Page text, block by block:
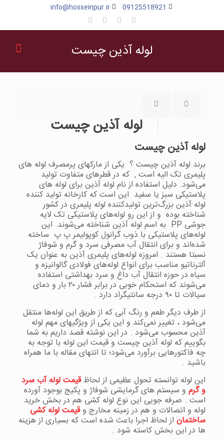
09125518921
info@hosseinpur.ir
لوله آذین چیست
لوله آذین چیست
لوله آذین چیست
برند لوله آذین چیست ؟ یکی از مارکهای پرمصرف لوله های
پلیمری تک الیه است , که در قطرهای متفاوت تولید
می‌شود. دلیل استفاده از نام لوله آذین برای لوله های
پلاستیکی سبز یا سفید این است که کارخانه تولید کننده
لوله آذین بزرگ‌ترین تولیدکننده لوله پلیمری در کشور
شناخته بوده و از این رو لوله‌های پلاستیکی تک لایه
جوشی PP به اسم لوله آذین شناخته می‌شوند. این
لوله‌های پلاستیکی با ذوب گرانول کوپولیمر پ پ ساخته
شده‌اند و برای انتقال آب مصرفی سرد و گرم و شوفاژ
نسبتا هستند . امروزه لوله‌های پلیمری آذین به عنوان یک
آلترناتیو مناسب برای انواع لوله‌های فولادی گالوانیزه و
سیاه در حوزه انتقال آب داغ و سرد بهداشتی استفاده
می‌شوند که استحکام خوبی در برابر فشار ۲۰ بار و دمای
سیالات تا ۹۰ درجه سانتیگراد دارد .
از طرف دیگر طعم و رنگ آبی که از طریق این لوله‌ها منتقل
می‌شود ، تغییر نمی‌کند و این یکی از ویژگیهای مهم لوله
آذین محسوب می‌شود . در این نوشته قصد داریم به شما
بگوییم که لوله آذین چیست و قیمت این لوله با توجه به
چه فاکتورهایی برآورد می‌شود؛ تا انتهای مقاله با ما همراه
باشید .
این لوله توانسته تحول عظیمی از لحاظقیمت لوله آب سرد
و گرمو سیستم های گرمایشی شوفاژ و پکیج بوجود آورده
است . صرفه جویی این نوع لوله کشی هم در بخش خرید
لوله و اتصالات و هم در زمینه مخارج وقیمت لوله کشی
ساختماناز لحاظ اجرا باعث شده است که بسیاری از هزینه
ها در این بخش کاسته شود .